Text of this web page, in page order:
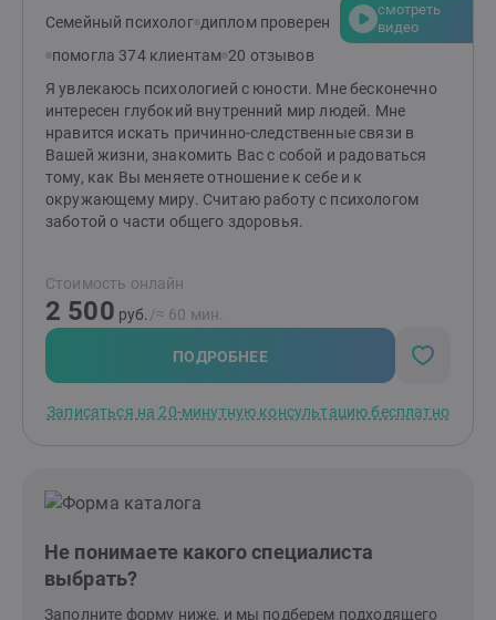
смотреть
видео
Семейный психолог диплом проверен
помогла 374 клиентам 20 отзывов
Я увлекаюсь психологией с юности. Мне бесконечно
интересен глубокий внутренний мир людей. Мне
нравится искать причинно-следственные связи в
Вашей жизни, знакомить Вас с собой и радоваться
тому, как Вы меняете отношение к себе и к
окружающему миру. Считаю работу с психологом
заботой о части общего здоровья.
Стоимость онлайн
2 500 руб. /≈ 60 мин.
ПОДРОБНЕЕ
Записаться на 20-минутную консультацию бесплатно
Не понимаете какого специалиста
выбрать?
Заполните форму ниже, и мы подберем подходящего